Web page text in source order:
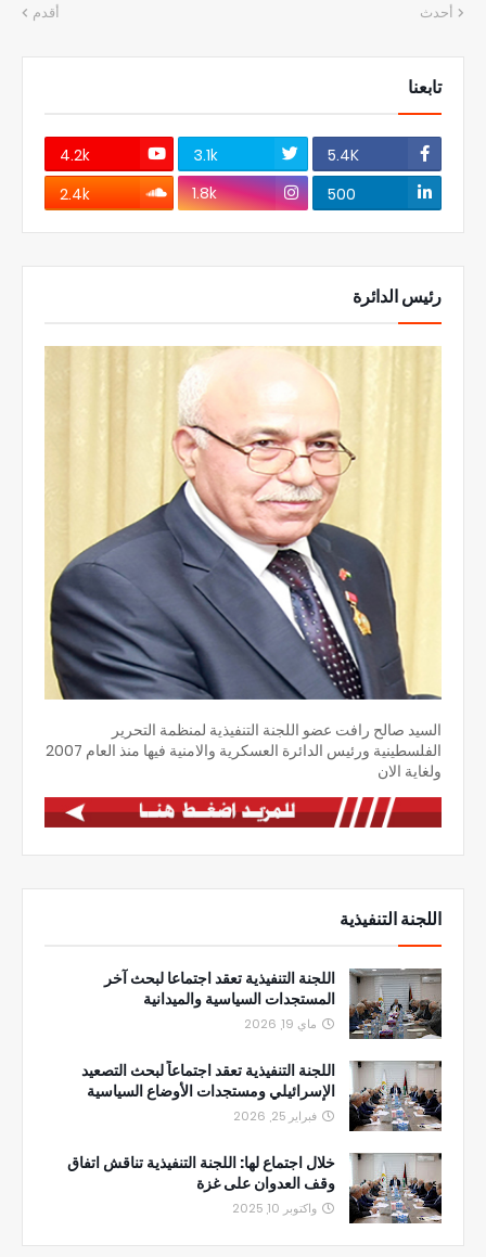
أحدث أقدم
تابعنا
5.4K
3.1k
4.2k
500
1.8k
2.4k
رئيس الدائرة
السيد صالح رافت عضو اللجنة التنفيذية لمنظمة التحرير
الفلسطينية ورئيس الدائرة العسكرية والامنية فيها منذ العام 2007
ولغاية الان
اللجنة التنفيذية
اللجنة التنفيذية تعقد اجتماعا لبحث آخر
المستجدات السياسية والميدانية
ماي 19, 2026
اللجنة التنفيذية تعقد اجتماعاً لبحث التصعيد
الإسرائيلي ومستجدات الأوضاع السياسية
فبراير 25, 2026
خلال اجتماع لها: اللجنة التنفيذية تناقش اتفاق
وقف العدوان على غزة
واكتوبر 10, 2025